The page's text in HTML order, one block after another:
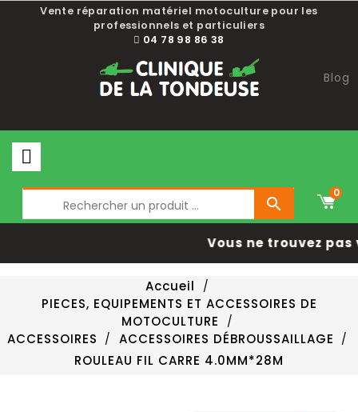
Vente réparation matériel motoculture pour les
professionnels et particuliers
04 78 98 86 38
Blog

0
Vous ne trouvez
Accueil
PIECES, EQUIPEMENTS ET ACCESSOIRES DE
MOTOCULTURE
ACCESSOIRES
ACCESSOIRES DÉBROUSSAILLAGE
ROULEAU FIL CARRE 4.0MM*28M